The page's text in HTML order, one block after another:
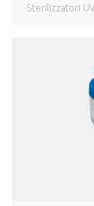
Sterilizzatori